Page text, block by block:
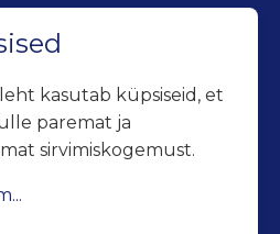
kasutab küpsiseid, et
paremat ja
sirvimiskogemust.